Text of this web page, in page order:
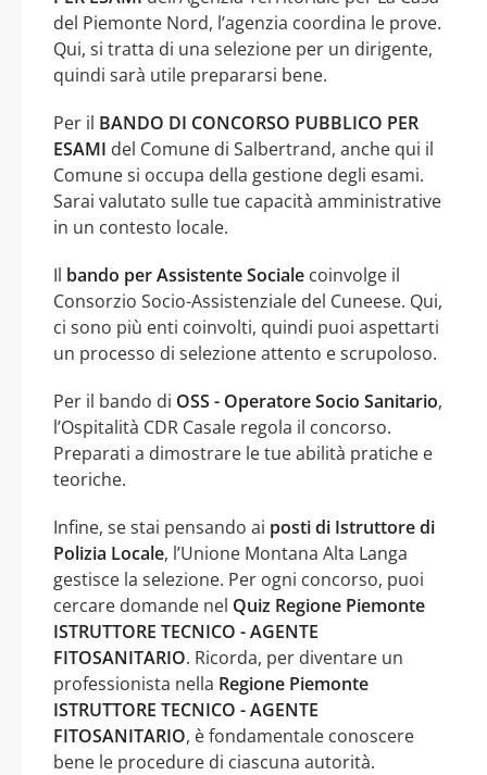
del Piemonte Nord, l’agenzia coordina le prove.
Qui, si tratta di una selezione per un dirigente,
quindi sarà utile prepararsi bene.
Per il BANDO DI CONCORSO PUBBLICO PER
ESAMI del Comune di Salbertrand, anche qui il
Comune si occupa della gestione degli esami.
Sarai valutato sulle tue capacità amministrative
in un contesto locale.
Il bando per Assistente Sociale coinvolge il
Consorzio Socio-Assistenziale del Cuneese. Qui,
ci sono più enti coinvolti, quindi puoi aspettarti
un processo di selezione attento e scrupoloso.
Per il bando di OSS - Operatore Socio Sanitario,
l’Ospitalità CDR Casale regola il concorso.
Preparati a dimostrare le tue abilità pratiche e
teoriche.
Infine, se stai pensando ai posti di Istruttore di
Polizia Locale, l’Unione Montana Alta Langa
gestisce la selezione. Per ogni concorso, puoi
cercare domande nel Quiz Regione Piemonte
ISTRUTTORE TECNICO - AGENTE
FITOSANITARIO. Ricorda, per diventare un
professionista nella Regione Piemonte
ISTRUTTORE TECNICO - AGENTE
FITOSANITARIO, è fondamentale conoscere
bene le procedure di ciascuna autorità.